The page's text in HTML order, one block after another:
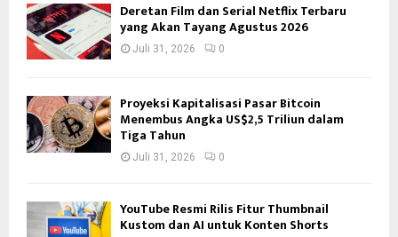
Deretan Film dan Serial Netflix Terbaru
yang Akan Tayang Agustus 2026
Juli 31, 2026 0
Proyeksi Kapitalisasi Pasar Bitcoin
Menembus Angka US$2,5 Triliun dalam
Tiga Tahun
Juli 31, 2026 0
YouTube Resmi Rilis Fitur Thumbnail
Kustom dan AI untuk Konten Shorts